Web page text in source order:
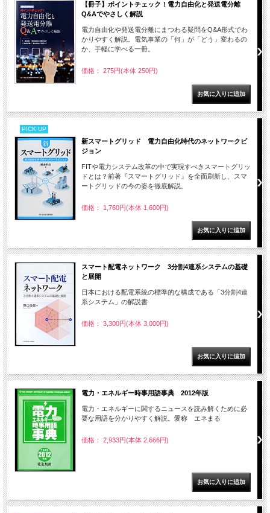
【冊子】ポイントチェック！電力自由化と発送電分離
Q&Aでやさしく解説
電力自由化や発送電分離にまつわる疑問をQ&A形式でわ
かりやすく解説。電気事業の「何」が「どう」変わるの
か、手軽に学べる一冊。
価格： 275円(本体 250円)
PICK UP
新スマートグリッド 電力自由化時代のネットワークビ
ジョン
FITや電力システム改革の中で実現すべきスマートグリッ
ドとは？前著『スマートグリッド』を全面刷新し、スマ
ートグリッドの今の姿を徹底解説。
価格： 1,760円(本体 1,600円)
スマート配電ネットワーク 3分割4連系システムの基礎
と展開
日本における配電系統の標準的な構成である「3分割4連
系システム」の解説書
価格： 3,300円(本体 3,000円)
電力・エネルギー時事用語事典 2012年版
電力・エネルギーに関するニュースを読み解くために必
要な用語を分かりやすく解説。愛称 エネまる
価格： 2,933円(本体 2,666円)